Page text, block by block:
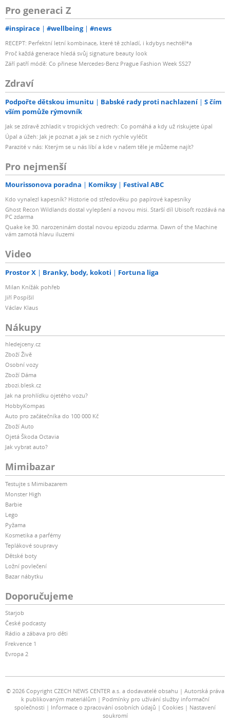
Pro generaci Z
#inspirace #wellbeing #news
RECEPT: Perfektní letní kombinace, které tě zchladí, i kdybys nechtěl*a
Proč každá generace hledá svůj signature beauty look
Září patří módě: Co přinese Mercedes-Benz Prague Fashion Week SS27
Zdraví
Podpořte dětskou imunitu Babské rady proti nachlazení
S čím
vším pomůže rýmovník
Jak se zdravě zchladit v tropických vedrech: Co pomáhá a kdy už riskujete úpal
Úpal a úžeh: Jak je poznat a jak se z nich rychle vyléčit
Parazité v nás: Kterým se u nás líbí a kde v našem těle je můžeme najít?
Pro nejmenší
Mourissonova poradna Komiksy Festival ABC
Kdo vynalezl kapesník? Historie od středověku po papírové kapesníky
Ghost Recon Wildlands dostal vylepšení a novou misi. Starší díl Ubisoft rozdává na
PC zdarma
Quake ke 30. narozeninám dostal novou epizodu zdarma. Dawn of the Machine
vám zamotá hlavu iluzemi
Video
Prostor X Branky, body, kokoti Fortuna liga
Milan Knížák pohřeb
Jiří Pospíšil
Václav Klaus
Nákupy
hledejceny.cz
Zboží Živě
Osobní vozy
Zboží Dáma
zbozi.blesk.cz
Jak na prohlídku ojetého vozu?
HobbyKompas
Auto pro začátečníka do 100 000 Kč
Zboží Auto
Ojetá Škoda Octavia
Jak vybrat auto?
Mimibazar
Testujte s Mimibazarem
Monster High
Barbie
Lego
Pyžama
Kosmetika a parfémy
Teplákové soupravy
Dětské boty
Ložní povlečení
Bazar nábytku
Doporučujeme
Starjob
České podcasty
Rádio a zábava pro děti
Frekvence 1
Evropa 2
© 2026 Copyright CZECH NEWS CENTER a.s. a dodavatelé obsahu
Autorská práva
k publikovaným materiálům
Podmínky pro užívání služby informační
společnosti
Informace o zpracování osobních údajů Cookies
Nastavení
soukromí